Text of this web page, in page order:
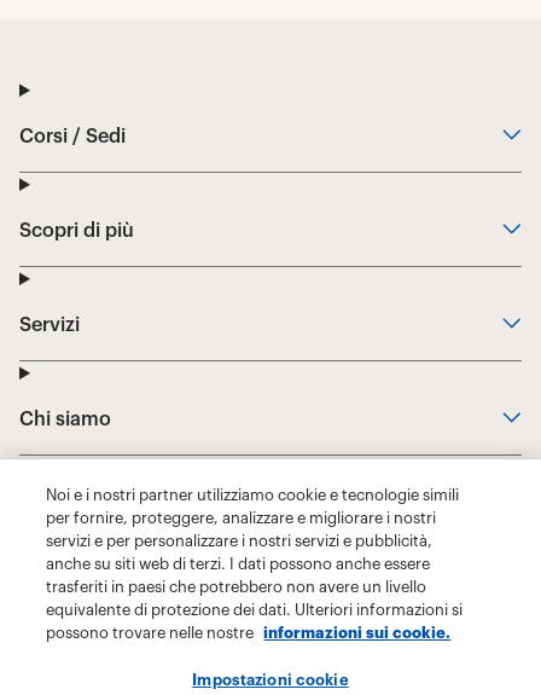
Noi e i nostri partner utilizziamo cookie e tecnologie simili
per fornire, proteggere, analizzare e migliorare i nostri
servizi e per personalizzare i nostri servizi e pubblicità,
anche su siti web di terzi. I dati possono anche essere
trasferiti in paesi che potrebbero non avere un livello
equivalente di protezione dei dati. Ulteriori informazioni si
possono trovare nelle nostre
informazioni sui cookie.
Impostazioni cookie